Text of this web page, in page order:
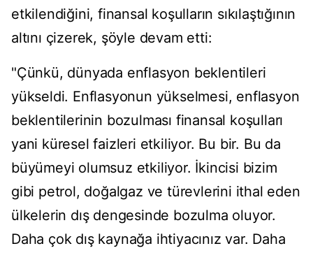
etkilendiğini, finansal koşulların sıkılaştığının
altını çizerek, şöyle devam etti:
"Çünkü, dünyada enflasyon beklentileri
yükseldi. Enflasyonun yükselmesi, enflasyon
beklentilerinin bozulması finansal koşulları
yani küresel faizleri etkiliyor. Bu bir. Bu da
büyümeyi olumsuz etkiliyor. İkincisi bizim
gibi petrol, doğalgaz ve türevlerini ithal eden
ülkelerin dış dengesinde bozulma oluyor.
Daha çok dış kaynağa ihtiyacınız var. Daha